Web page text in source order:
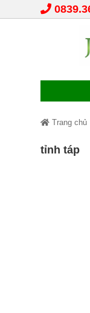
Trang chủ
tỉnh táp